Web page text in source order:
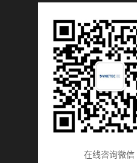
在线咨询微信